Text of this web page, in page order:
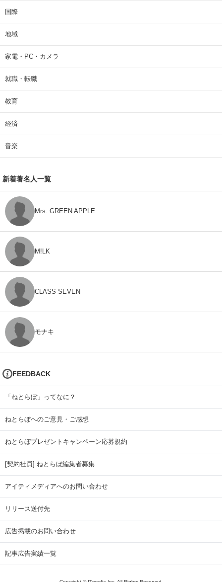
国際
地域
家電・PC・カメラ
就職・転職
教育
経済
音楽
新着著名人一覧
Mrs. GREEN APPLE
M!LK
CLASS SEVEN
モナキ
FEEDBACK
「ねとらぼ」ってなに？
ねとらぼへのご意見・ご感想
ねとらぼプレゼントキャンペーン応募規約
[契約社員] ねとらぼ編集者募集
アイティメディアへのお問い合わせ
リリース送付先
広告掲載のお問い合わせ
記事広告実績一覧